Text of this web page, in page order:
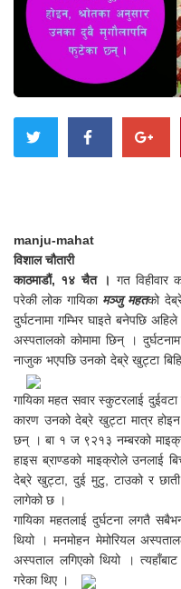
manju-mahat
विशाल चौतारी
काठमाडौं, १४ चैत । गत विहीवार
परेकी लोक गायिका मञ्जु महतको
दुर्घटनामा गम्भिर घाइते बनेपछि
अस्पतालको कोमामा छिन् ।
नाजुक भएपछि उनको देब्रे खुट्टा
गायिका महत सवार स्कुटरलाई
कारण उनको देब्रे खुट्टा मात्र
छन् । बा १ ज ९२१३ नम्बरको
हाइस ब्राण्डको माइक्रोले उनलाई
देब्रे खुट्टा, दुई मुटु, टाउको र छाती
लागेको छ ।
गायिका महतलाई दुर्घटना लगतै
थियो । मनमोहन मेमोरियल
अस्पताल लगिएको थियो ।
गरेका थिए ।